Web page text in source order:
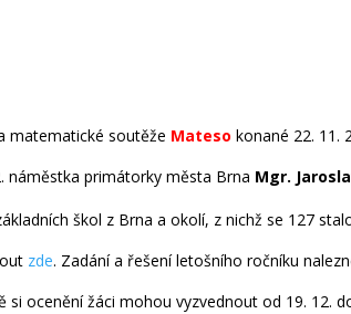
matematické soutěže Mateso konané 22. 11.
náměstka primátorky města Brna Mgr.
škol z Brna a okolí, z nichž se 127
zde. Zadání a řešení letošního ročníku
si ocenění žáci mohou vyzvednout od 19. 12.